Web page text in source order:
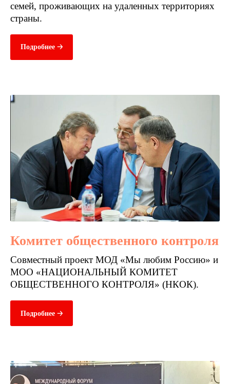
семей, проживающих на удаленных территориях
страны.
Подробнее 🡢
Комитет общественного контроля
Совместный проект МОД «Мы любим Россию» и
МОО «НАЦИОНАЛЬНЫЙ КОМИТЕТ
ОБЩЕСТВЕННОГО КОНТРОЛЯ» (НКОК).
Подробнее 🡢